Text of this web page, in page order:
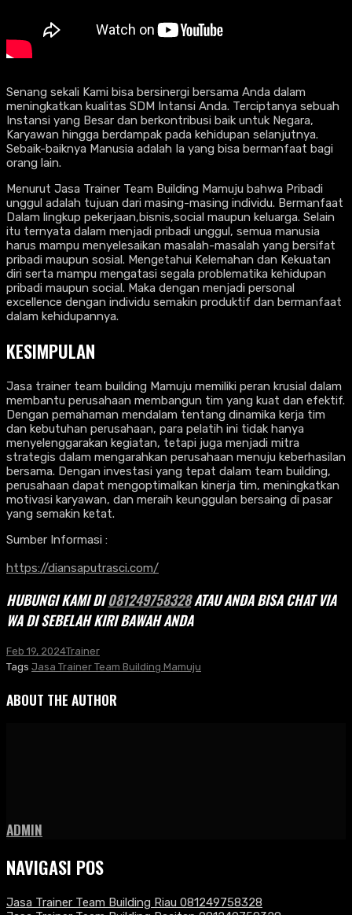
Senang sekali Kami bisa bersinergi bersama Anda dalam
meningkatkan kualitas SDM Intansi Anda. Terciptanya sebuah
Instansi yang Besar dan berkontribusi baik untuk Negara,
Karyawan hingga berdampak pada kehidupan selanjutnya.
Sebaik-baiknya Manusia adalah Ia yang bisa bermanfaat bagi
orang lain.
Menurut Jasa Trainer Team Building Mamuju bahwa Pribadi
unggul adalah tujuan dari masing-masing individu. Bermanfaat
Dalam lingkup pekerjaan,bisnis,social maupun keluarga. Selain
itu ternyata dalam menjadi pribadi unggul, semua manusia
harus mampu menyelesaikan masalah-masalah yang bersifat
pribadi maupun sosial. Mengetahui Kelemahan dan Kekuatan
diri serta mampu mengatasi segala problematika kehidupan
pribadi maupun social. Maka dengan menjadi personal
excellence dengan individu semakin produktif dan bermanfaat
dalam kehidupannya.
KESIMPULAN
Jasa trainer team building Mamuju memiliki peran krusial dalam
membantu perusahaan membangun tim yang kuat dan efektif.
Dengan pemahaman mendalam tentang dinamika kerja tim
dan kebutuhan perusahaan, para pelatih ini tidak hanya
menyelenggarakan kegiatan, tetapi juga menjadi mitra
strategis dalam mengarahkan perusahaan menuju keberhasilan
bersama. Dengan investasi yang tepat dalam team building,
perusahaan dapat mengoptimalkan kinerja tim, meningkatkan
motivasi karyawan, dan meraih keunggulan bersaing di pasar
yang semakin ketat.
Sumber Informasi :
https://diansaputrasci.com/
HUBUNGI KAMI DI081249758328ATAU ANDA BISA CHAT VIA
WA DI SEBELAH KIRI BAWAH ANDA
Feb 19, 2024Trainer
Tags Jasa Trainer Team Building Mamuju
ABOUT THE AUTHOR
ADMIN
NAVIGASI POS
Jasa Trainer Team Building Riau 081249758328